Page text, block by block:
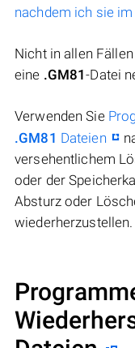
nachdem ich sie
Nicht in allen
eine .GM81-Datei
Verwenden Sie
.GM81 Dateien
versehentlichem
oder der
Absturz oder
wiederherzustellen.